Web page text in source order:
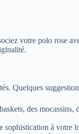
votre polo rose
Quelques
des
à votre